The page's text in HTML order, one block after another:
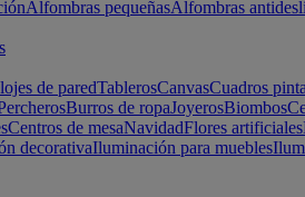
Alfombras pequeñasAlfombras
de paredTablerosCanvasCuadros
Burros de ropaJoyerosBiombos
Centros de mesaNavidadFlores artificiales
decorativaIluminación para muebles